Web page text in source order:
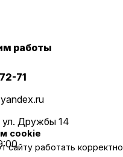
работы
71
ул. Дружбы 14
cookie
сайту работать корректно,